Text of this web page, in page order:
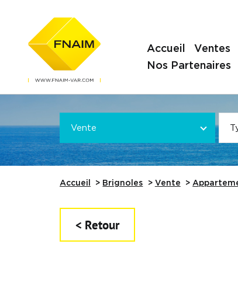
Accueil Ventes
Nos Partenaires
VOTRE
* Vente
Référence
Accueil Brignoles Vente
< Retour